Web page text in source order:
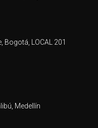
Bogotá, LOCAL 201
Medellín